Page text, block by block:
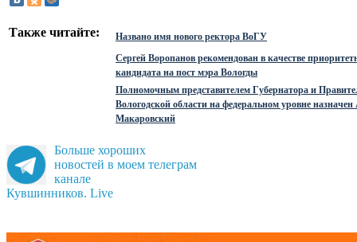
Также читайте:
Названо имя нового ректора ВоГУ
Сергей Воропанов рекомендован в качестве
кандидата на пост мэра Вологды
Полномочным представителем Губернатора и
Вологодской области на федеральном уровне назначен
Макаровский
Больше хороших
новостей в моем телеграм
канале
Кувшинников. Live